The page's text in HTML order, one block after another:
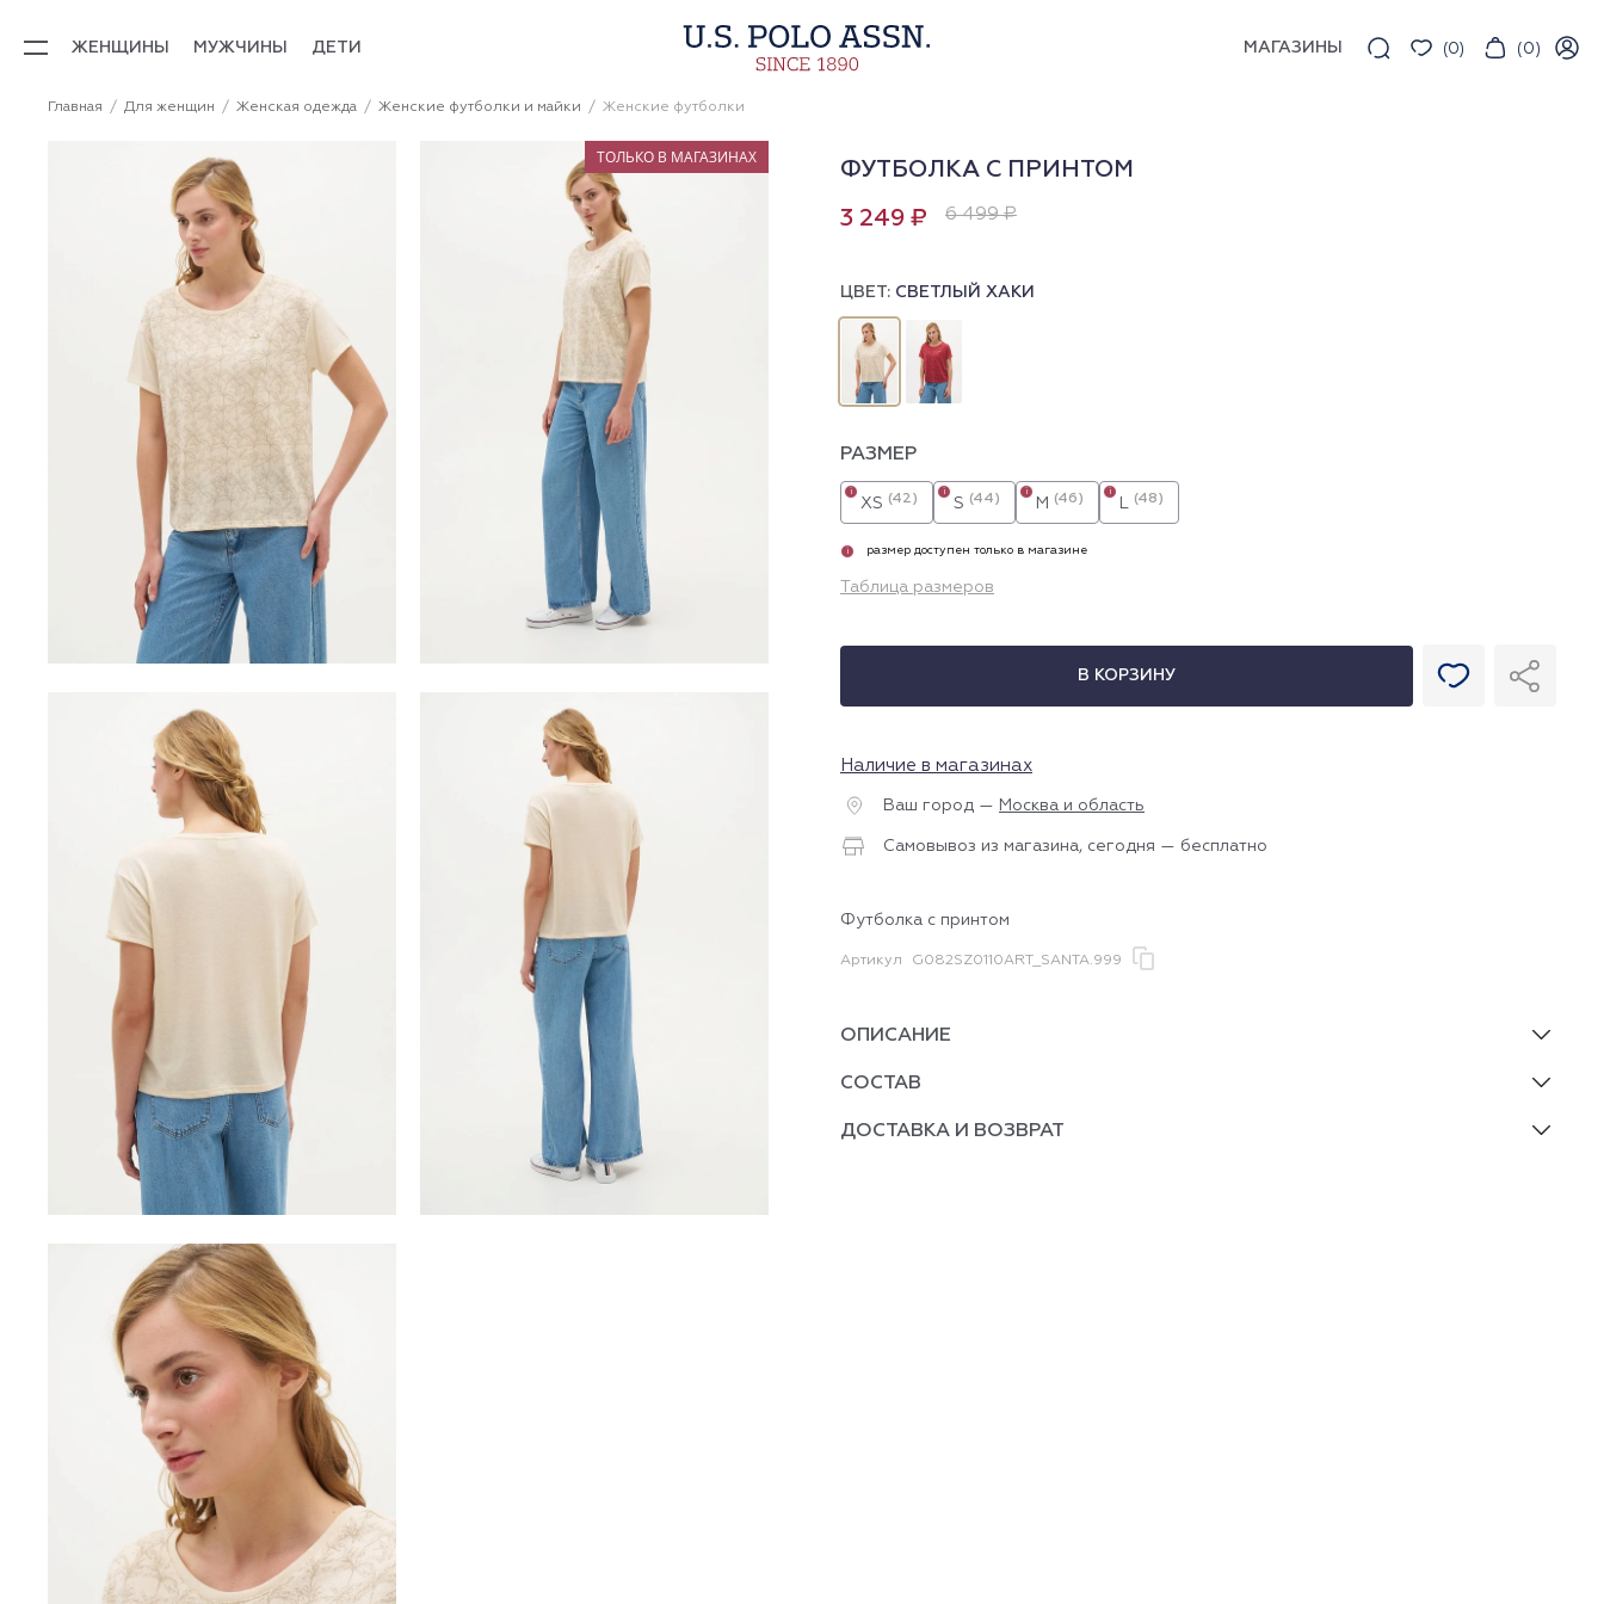
ЖЕНЩИНЫ МУЖЧИНЫ ДЕТИ МАГАЗИНЫ (0) (0)
Главная Для женщин Женская одежда Женские футболки и майки Женские футболки
ТОЛЬКО В МАГАЗИНАХ
ФУТБОЛКА С ПРИНТОМ
3 249 ₽ 6 499 ₽
ЦВЕТ: СВЕТЛЫЙ ХАКИ
РАЗМЕР
XS (42)
i
S (44)
i
M (46)
i
L (48)
i
i размер доступен только в магазине
Таблица размеров
В КОРЗИНУ
Наличие в магазинах
Ваш город — Москва и область
Самовывоз из магазина, сегодня — бесплатно
Футболка с принтом
Артикул G082SZ0110ART_SANTA.999
ОПИСАНИЕ
СОСТАВ
ДОСТАВКА И ВОЗВРАТ